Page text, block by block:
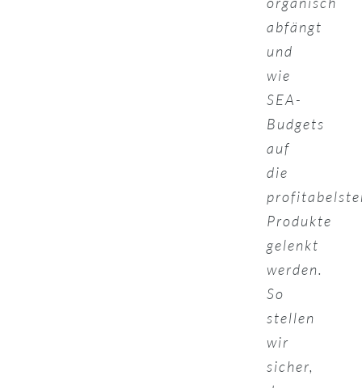
abfängt
und
wie
SEA-
Budgets
auf
die
Produkte
gelenkt
werden.
So
stellen
wir
sicher,